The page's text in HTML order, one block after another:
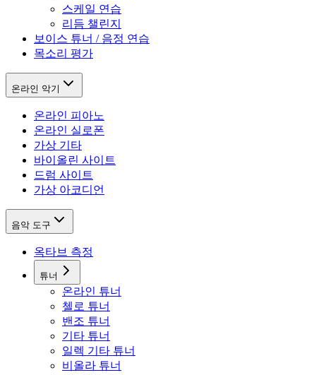
스케일 연습
리듬 챌린지
보이스 튜너 / 음정 연습
목소리 평가
온라인 악기
온라인 피아노
온라인 실로폰
가상 기타
바이올린 사이트
드럼 사이트
가상 아코디언
음악 도구
옥타브 측정
튜너
온라인 튜너
첼로 튜너
밴조 튜너
기타 튜너
일렉 기타 튜너
비올라 튜너